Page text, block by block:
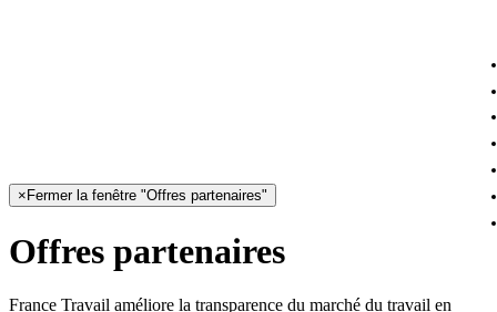
× Fermer la fenêtre "Offres partenaires"
Offres partenaires
France Travail améliore la transparence du marché du travail en